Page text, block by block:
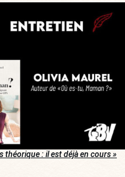
théorique : il est déjà en cours »